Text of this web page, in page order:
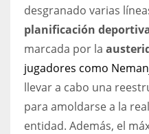
24
PIT
20
NE
desgranado varias
planificación
marcada por la
jugadores como
llevar a cabo una
para amoldarse a la
entidad. Además, el